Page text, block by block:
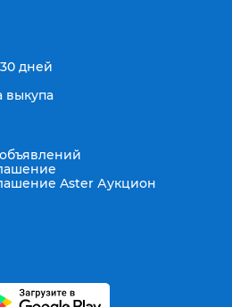
дней
выкупа
Aster Аукцион